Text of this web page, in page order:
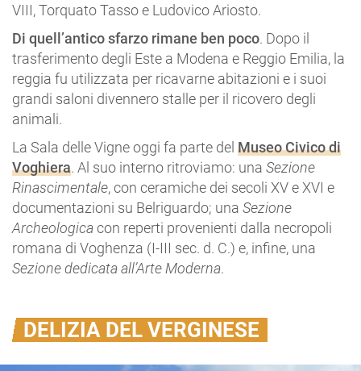
VIII, Torquato Tasso e Ludovico Ariosto.
Di quell’antico sfarzo rimane ben poco. Dopo il
trasferimento degli Este a Modena e Reggio Emilia, la
reggia fu utilizzata per ricavarne abitazioni e i suoi
grandi saloni divennero stalle per il ricovero degli
animali.
La Sala delle Vigne oggi fa parte del Museo Civico di
Voghiera. Al suo interno ritroviamo: una Sezione
Rinascimentale, con ceramiche dei secoli XV e XVI e
documentazioni su Belriguardo; una Sezione
Archeologicacon reperti provenienti dalla necropoli
romana di Voghenza (I-III sec. d. C.) e, infine, una
Sezione dedicata all’Arte Moderna.
DELIZIA DEL VERGINESE